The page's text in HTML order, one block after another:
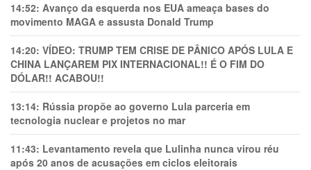
14:52: Avanço da esquerda nos EUA ameaça bases do
movimento MAGA e assusta Donald Trump
14:20: VÍDEO: TRUMP TEM CRlSE DE PÂNlCO APÓS LULA E
CHINA LANÇAREM PIX INTERNACIONAL!! É O FIM DO
DÓLAR!! ACABOU!!
13:14: Rússia propõe ao governo Lula parceria em
tecnologia nuclear e projetos no mar
11:43: Levantamento revela que Lulinha nunca virou réu
após 20 anos de acusações em ciclos eleitorais